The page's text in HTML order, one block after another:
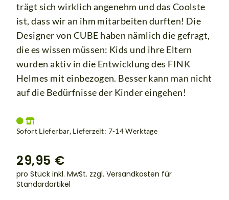
trägt sich wirklich angenehm und das Coolste
ist, dass wir an ihm mitarbeiten durften! Die
Designer von CUBE haben nämlich die gefragt,
die es wissen müssen: Kids und ihre Eltern
wurden aktiv in die Entwicklung des FINK
Helmes mit einbezogen. Besser kann man nicht
auf die Bedürfnisse der Kinder eingehen!
Sofort Lieferbar, Lieferzeit: 7-14 Werktage
29,95 €
pro Stück inkl. MwSt. zzgl. Versandkosten für
Standardartikel